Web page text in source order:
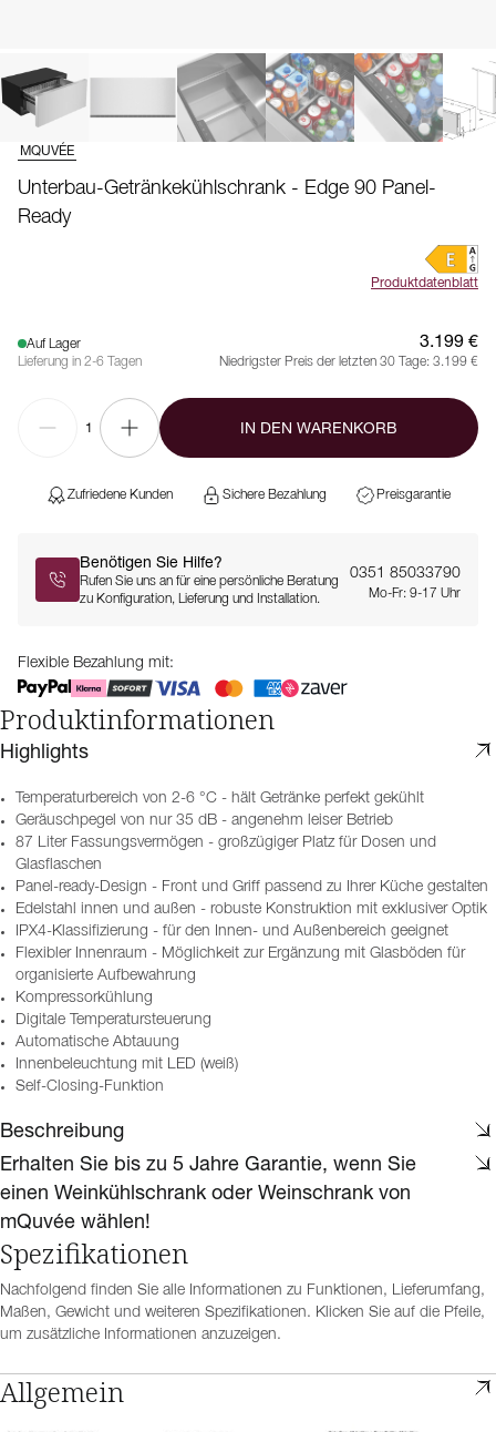
MQUVÉE
Unterbau-Getränkekühlschrank - Edge 90 Panel-
Ready
Produktdatenblatt
Auf Lager
Lieferung in 2-6 Tagen
3.199 €
Niedrigster Preis der letzten 30 Tage: 3.199 €
1 IN DEN WARENKORB
Zufriedene Kunden Sichere Bezahlung Preisgarantie
Benötigen Sie Hilfe?
Rufen Sie uns an für eine persönliche Beratung
zu Konfiguration, Lieferung und Installation.
0351 85033790
Mo-Fr: 9-17 Uhr
Flexible Bezahlung mit:
Produktinformationen
Highlights
Temperaturbereich von 2-6 °C - hält Getränke perfekt gekühlt
Geräuschpegel von nur 35 dB - angenehm leiser Betrieb
87 Liter Fassungsvermögen - großzügiger Platz für Dosen und
Glasflaschen
Panel-ready-Design - Front und Griff passend zu Ihrer Küche gestalten
Edelstahl innen und außen - robuste Konstruktion mit exklusiver Optik
IPX4-Klassifizierung - für den Innen- und Außenbereich geeignet
Flexibler Innenraum - Möglichkeit zur Ergänzung mit Glasböden für
organisierte Aufbewahrung
Kompressorkühlung
Digitale Temperatursteuerung
Automatische Abtauung
Innenbeleuchtung mit LED (weiß)
Self-Closing-Funktion
Beschreibung
Erhalten Sie bis zu 5 Jahre Garantie, wenn Sie
einen Weinkühlschrank oder Weinschrank von
mQuvée wählen!
Spezifikationen
Nachfolgend finden Sie alle Informationen zu Funktionen, Lieferumfang,
Maßen, Gewicht und weiteren Spezifikationen. Klicken Sie auf die Pfeile,
um zusätzliche Informationen anzuzeigen.
Allgemein